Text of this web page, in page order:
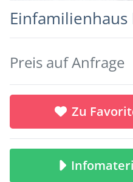
Einfamilienhaus
Preis auf Anfrage
Zu